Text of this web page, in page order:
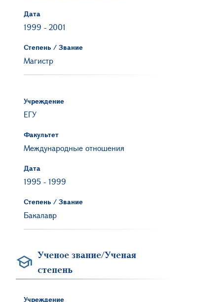
Дата
1999 - 2001
Степень / Звание
Магистр
Учреждение
ЕГУ
Факультет
Международные отношения
Дата
1995 - 1999
Степень / Звание
Бакалавр
Ученое звание/Ученая
степень
Учреждение